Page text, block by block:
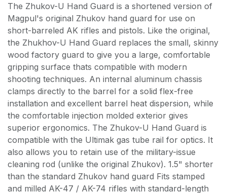
The Zhukov-U Hand Guard is a shortened version of
Magpul's original Zhukov hand guard for use on
short-barreled AK rifles and pistols. Like the original,
the Zhukhov-U Hand Guard replaces the small, skinny
wood factory guard to give you a large, comfortable
gripping surface thats compatible with modern
shooting techniques. An internal aluminum chassis
clamps directly to the barrel for a solid flex-free
installation and excellent barrel heat dispersion, while
the comfortable injection molded exterior gives
superior ergonomics. The Zhukov-U Hand Guard is
compatible with the Ultimak gas tube rail for optics. It
also allows you to retain use of the military-issue
cleaning rod (unlike the original Zhukov). 1.5" shorter
than the standard Zhukov hand guard Fits stamped
and milled AK-47 / AK-74 rifles with standard-length